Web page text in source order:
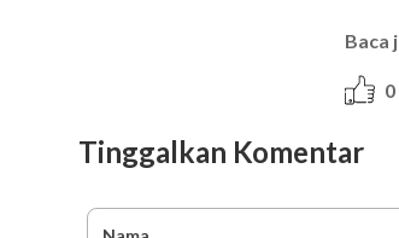
Baca
Tinggalkan Komentar